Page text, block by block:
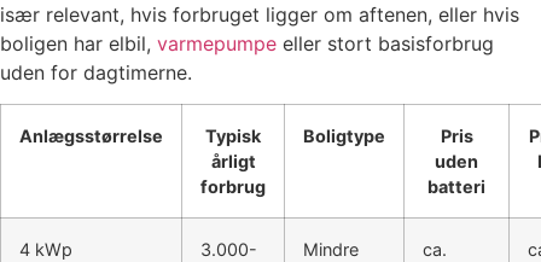
især relevant, hvis forbruget ligger om aftenen, eller hvis
boligen har elbil, varmepumpe eller stort basisforbrug
uden for dagtimerne.
Anlægsstørrelse
Typisk
årligt
forbrug
Boligtype
Pris
uden
batteri
4 kWp
3.000-
Mindre
ca.